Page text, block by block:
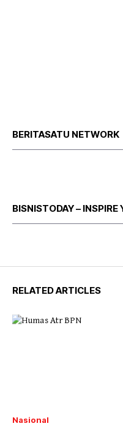
BERITASATU NETWORK
BISNISTODAY – INSPIRE
RELATED ARTICLES
Nasional